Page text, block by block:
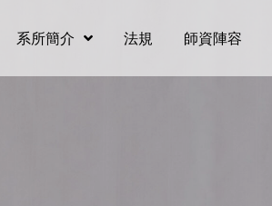
系所簡介 法規 師資陣容